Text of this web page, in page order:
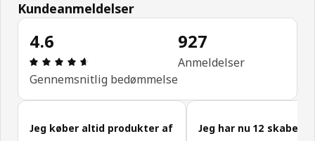
Kundeanmeldelser
4.6
Anmeldelse: 4.6 Ud af 5 Stjerner. Anmeldelser i
Gennemsnitlig bedømmelse
927
Anmeldelser
Spring kundeanmeldelser over
Jeg køber altid produkter af
Jeg har nu 12 skabe